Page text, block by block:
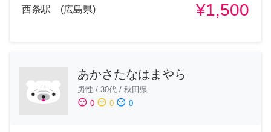
西条駅 (広島県) ¥1,500
あかさたなはまやら
男性 / 30代 / 秋田県
sentiment_satisfied 0 sentiment_neutral 0 sentiment_dissatisfied 0